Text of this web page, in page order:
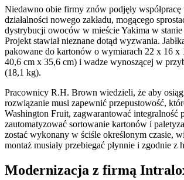
Niedawno obie firmy znów podjęły
działalności nowego zakładu, mogącego
dystrybucji owoców w mieście Yakima w stanie
Projekt stawiał nieznane dotąd wyzwania.
pakowane do kartonów o wymiarach 22 x 16 x
40,6 cm x 35,6 cm) i wadze wynoszącej w
(18,1 kg).
Pracownicy R.H. Brown wiedzieli, że aby
rozwiązanie musi zapewnić przepustowość,
Washington Fruit, zagwarantować integralność
zautomatyzować sortowanie kartonów i
zostać wykonany w ściśle określonym czasie,
montaż musiały przebiegać płynnie i zgodnie z
Modernizacja z firmą